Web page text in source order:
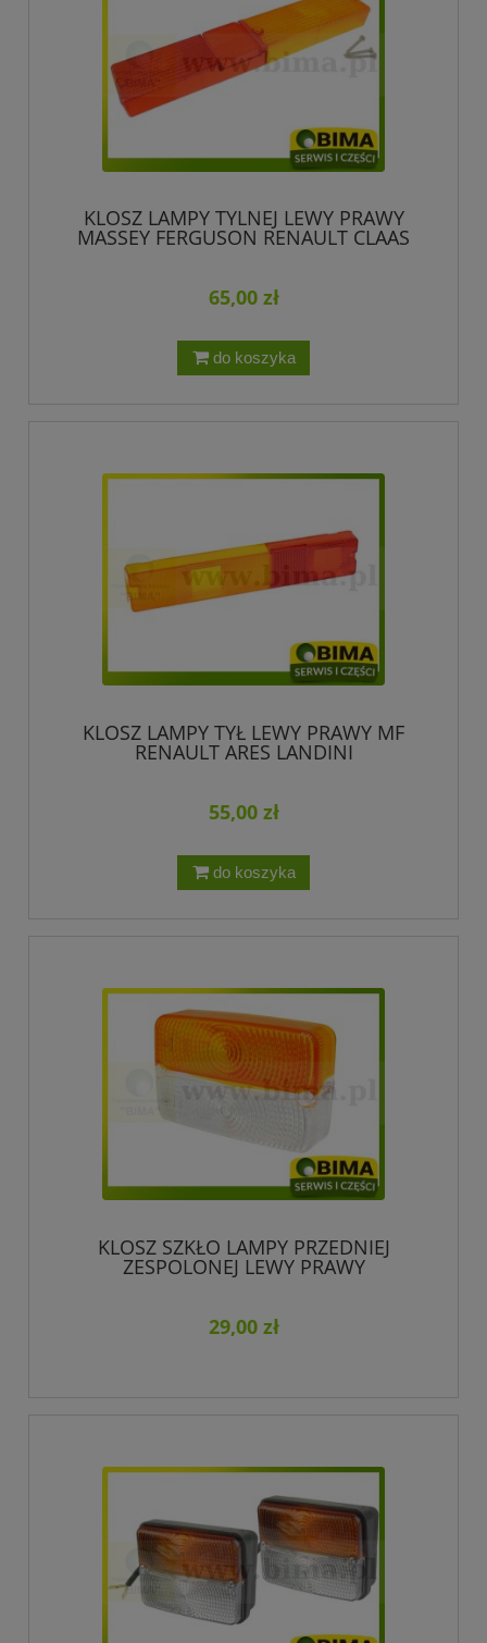
KLOSZ LAMPY TYLNEJ LEWY PRAWY
MASSEY FERGUSON RENAULT CLAAS
65,00 zł
do koszyka
KLOSZ LAMPY TYŁ LEWY PRAWY MF
RENAULT ARES LANDINI
55,00 zł
do koszyka
KLOSZ SZKŁO LAMPY PRZEDNIEJ
ZESPOLONEJ LEWY PRAWY
29,00 zł